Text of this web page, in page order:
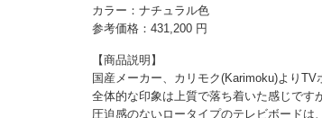
カラー：ナチュラル色
参考価格：431,200 円
【商品説明】
国産メーカー、カリモク(Karimoku)よりTV
全体的な印象は上質で落ち着いた感じです
圧迫感のないロータイプのテレビボードは